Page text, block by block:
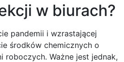
w biurach?
pandemii i wzrastającej
środków chemicznych o
Ważne jest jednak,